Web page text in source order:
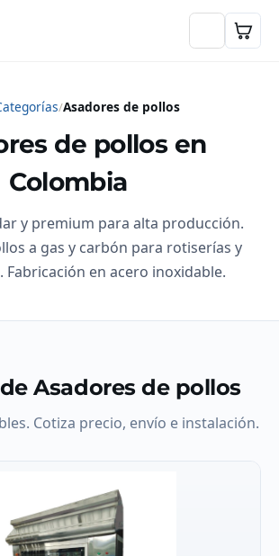
Asadores de pollos
de pollos en
Colombia
y premium para alta producción.
a gas y carbón para rotiserías y
Fabricación en acero inoxidable.
Asadores de pollos
Cotiza precio, envío e instalación.